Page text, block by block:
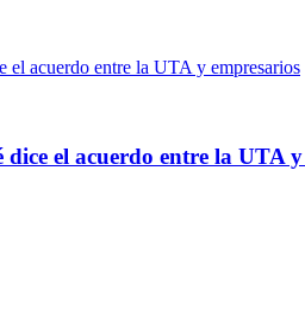
dice el acuerdo entre la UTA